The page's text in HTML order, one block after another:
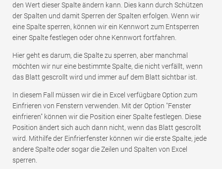
den Wert dieser Spalte ändern kann. Dies kann durch Schützen
der Spalten und damit Sperren der Spalten erfolgen. Wenn wir
eine Spalte sperren, können wir ein Kennwort zum Entsperren
einer Spalte festlegen oder ohne Kennwort fortfahren.
Hier geht es darum, die Spalte zu sperren, aber manchmal
möchten wir nur eine bestimmte Spalte, die nicht verfällt, wenn
das Blatt gescrollt wird und immer auf dem Blatt sichtbar ist.
In diesem Fall müssen wir die in Excel verfügbare Option zum
Einfrieren von Fenstern verwenden. Mit der Option "Fenster
einfrieren" können wir die Position einer Spalte festlegen. Diese
Position ändert sich auch dann nicht, wenn das Blatt gescrollt
wird. Mithilfe der Einfrierfenster können wir die erste Spalte, jede
andere Spalte oder sogar die Zeilen und Spalten von Excel
sperren.